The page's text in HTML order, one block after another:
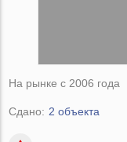
На рынке с 2006 года
Сдано: 2 объекта